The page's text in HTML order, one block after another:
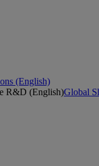
(English)
Global